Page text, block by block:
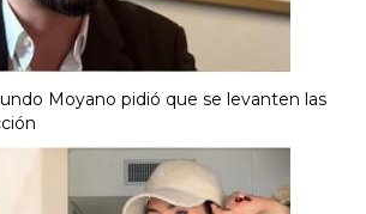
Moyano pidió que se levanten las